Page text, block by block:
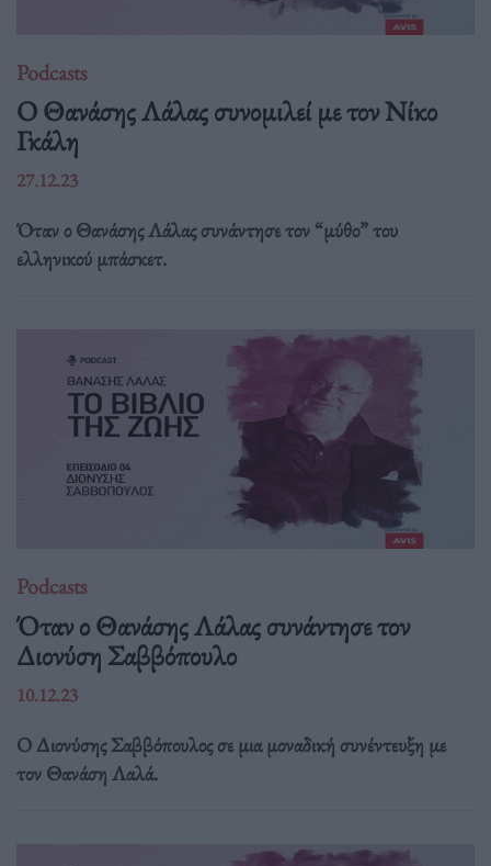
Podcasts
Ο Θανάσης Λάλας συνομιλεί με τον Νίκο
Γκάλη
27.12.23
Όταν ο Θανάσης Λάλας συνάντησε τον “μύθο” του
ελληνικού μπάσκετ.
Podcasts
Όταν ο Θανάσης Λάλας συνάντησε τον
Διονύση Σαββόπουλο
10.12.23
O Διονύσης Σαββόπουλος σε μια μοναδική συνέντευξη με
τον Θανάση Λαλά.